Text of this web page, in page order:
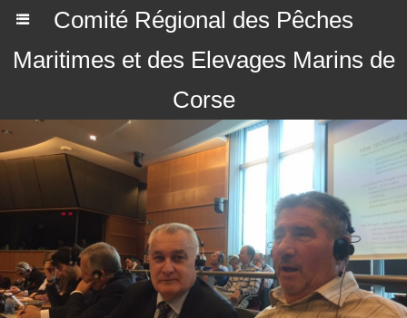
Comité Régional des Pêches
Maritimes et des Elevages Marins de
Corse